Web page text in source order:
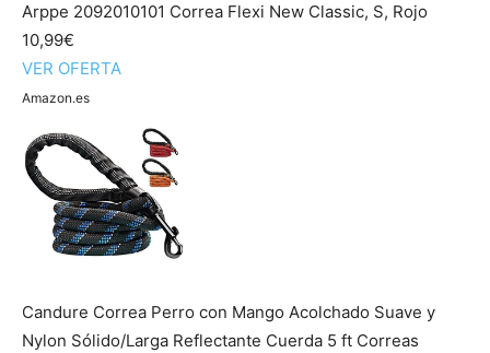
Arppe 2092010101 Correa Flexi New Classic, S, Rojo
10,99€
VER OFERTA
Amazon.es
Candure Correa Perro con Mango Acolchado Suave y
Nylon Sólido/Larga Reflectante Cuerda 5 ft Correas